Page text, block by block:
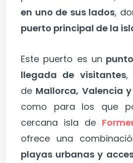
en uno de sus lados,
puerto principal de la
Este puerto es un
llegada de visitantes,
de Mallorca, Valencia
como para los que
cercana isla de
ofrece una
playas urbanas y